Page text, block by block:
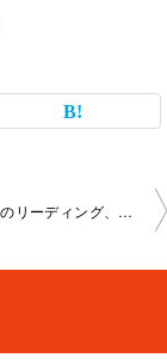
「バスドラムのリーディング、ストロークの説明」本町 教室2023-02-14-­no0007-­1123